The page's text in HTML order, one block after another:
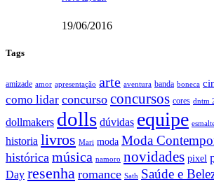
19/06/2016
Tags
amizade amor apresentação arte aventura banda boneca
como lidar concurso concursos cores dntm
dollmakers dolls dúvidas equipe
historia livros Mari moda Moda
histórica música namoro novidades pixel
Day resenha romance Sath Saúde e